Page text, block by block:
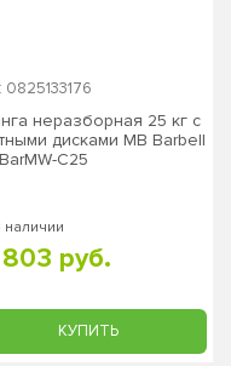
0825133176
неразборная 25 кг с
дисками MB Barbell
C25
наличии
803 руб.
КУПИТЬ